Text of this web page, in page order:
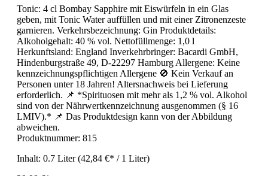
Tonic: 4 cl Bombay Sapphire mit Eiswürfeln in ein Glas
geben, mit Tonic Water auffüllen und mit einer Zitronenzeste
garnieren. Verkehrsbezeichnung: Gin Produktdetails:
Alkoholgehalt: 40 % vol. Nettofüllmenge: 1,0 l
Herkunftsland: England Inverkehrbringer: Bacardi GmbH,
Hindenburgstraße 49, D-22297 Hamburg Allergene: Keine
kennzeichnungspflichtigen Allergene 🚫 Kein Verkauf an
Personen unter 18 Jahren! Altersnachweis bei Lieferung
erforderlich. 📌 *Spirituosen mit mehr als 1,2 % vol. Alkohol
sind von der Nährwertkennzeichnung ausgenommen (§ 16
LMIV).* 📌 Das Produktdesign kann von der Abbildung
abweichen.
Produktnummer: 815
Inhalt: 0.7 Liter(42,84 €* / 1 Liter)